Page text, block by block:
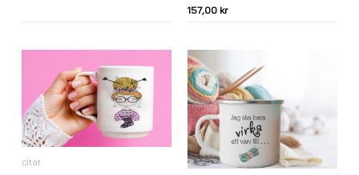
157,00 kr
citat